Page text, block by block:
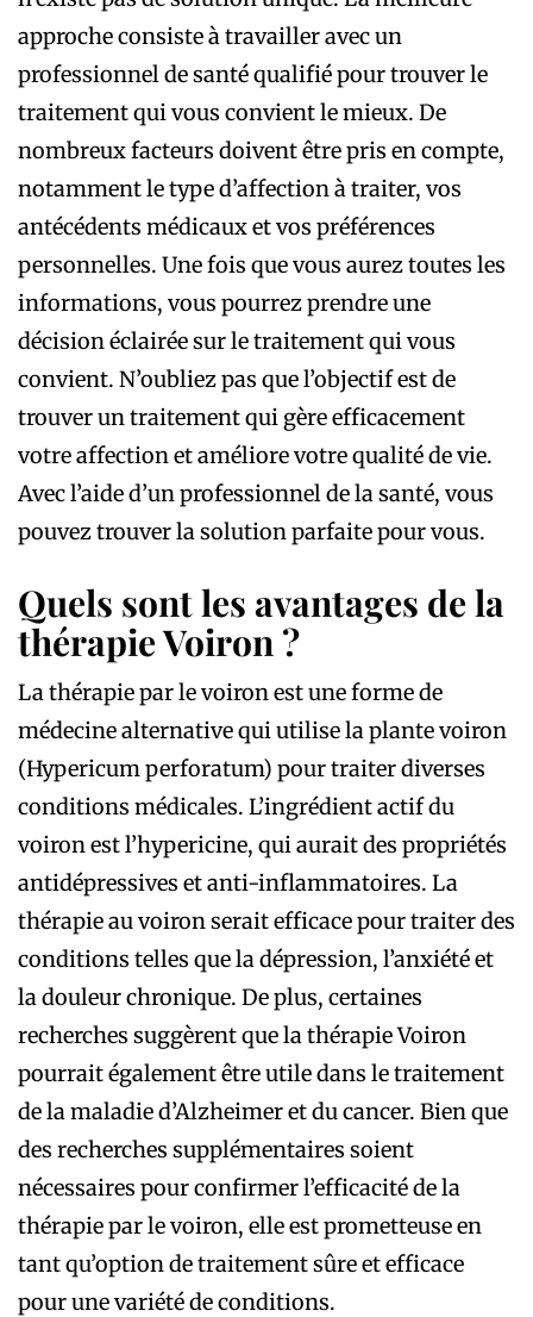
approche consiste à travailler avec un
professionnel de santé qualifié pour trouver le
traitement qui vous convient le mieux. De
nombreux facteurs doivent être pris en compte,
notamment le type d’affection à traiter, vos
antécédents médicaux et vos préférences
personnelles. Une fois que vous aurez toutes les
informations, vous pourrez prendre une
décision éclairée sur le traitement qui vous
convient. N’oubliez pas que l’objectif est de
trouver un traitement qui gère efficacement
votre affection et améliore votre qualité de vie.
Avec l’aide d’un professionnel de la santé, vous
pouvez trouver la solution parfaite pour vous.
Quels sont les avantages de la
thérapie Voiron ?
La thérapie par le voiron est une forme de
médecine alternative qui utilise la plante voiron
(Hypericum perforatum) pour traiter diverses
conditions médicales. L’ingrédient actif du
voiron est l’hypericine, qui aurait des propriétés
antidépressives et anti-inflammatoires. La
thérapie au voiron serait efficace pour traiter des
conditions telles que la dépression, l’anxiété et
la douleur chronique. De plus, certaines
recherches suggèrent que la thérapie Voiron
pourrait également être utile dans le traitement
de la maladie d’Alzheimer et du cancer. Bien que
des recherches supplémentaires soient
nécessaires pour confirmer l’efficacité de la
thérapie par le voiron, elle est prometteuse en
tant qu’option de traitement sûre et efficace
pour une variété de conditions.